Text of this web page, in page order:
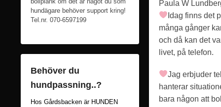
o
m
e
r
,
Paula W
Idag finns det
många gånger
och då kan det
livet, på telefon.
Jag erbjuder
hanterar
bara någon att
hundägare behöver support kring!
Tel.nr. 070-6597199
Behöver du
hundpassning..?
Hos Gårdsbacken är HUNDEN